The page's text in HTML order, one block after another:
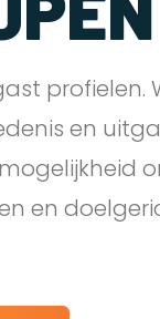
profielen.
en
en